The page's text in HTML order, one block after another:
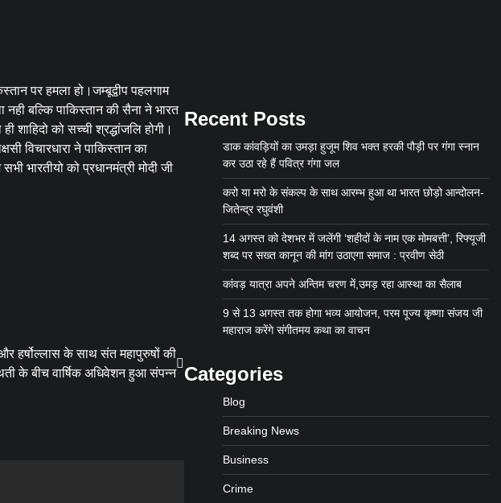
पर हमला हो।जम्बूद्वीप पहलगाम
नही बल्कि पाकिस्तान की सैना ने भारत
शाहिदो को सच्ची श्रद्धांजलि होगी।
विचारधारा ने पाकिस्तान का
भारतीयो को प्रधानमंत्री मोदी जी
हर्षोल्लास के साथ संत महापुरुषों की
के बीच वार्षिक अधिवेशन हुआ संपन्न
Recent Posts
डाक कांवड़ियों का उमड़ा हुजूम शिव भक्त हरकी पौड़ी पर गंगा स्नान
कर उठा रहे हैं पवित्र गंगा जल
करो या मरो के संकल्प के साथ आरम्भ हुआ था भारत छोड़ो आन्दोलन-
जितेन्द्र रघुवंशी
14 अगस्त को देशभर में जलेंगी ‘शहीदों के नाम एक मोमबत्ती’, रिफ्यूजी
शब्द पर सख्त कानून की मांग उठाएगा समाज : प्रवीण सेठी
कांवड़ यात्रा अपने अन्तिम चरण में,उमड़ रहा आस्था का सैलाब
9 से 13 अगस्त तक होगा भव्य आयोजन, परम पूज्य कृष्णा संजय जी
महाराज करेंगे संगीतमय कथा का वाचन
Categories
Blog
Breaking News
Business
Crime